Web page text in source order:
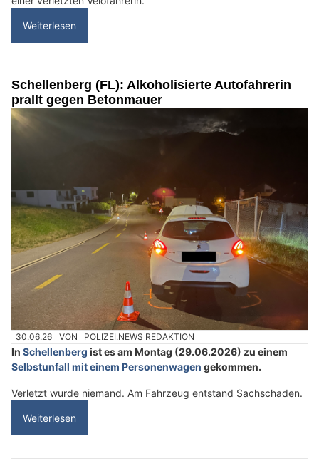
Weiterlesen
Schellenberg (FL): Alkoholisierte Autofahrerin
prallt gegen Betonmauer
30.06.26 VON POLIZEI.NEWS REDAKTION
In Schellenberg ist es am Montag (29.06.2026) zu einem
Selbstunfall mit einem Personenwagen gekommen.
Verletzt wurde niemand. Am Fahrzeug entstand Sachschaden.
Weiterlesen